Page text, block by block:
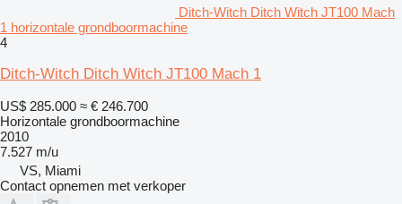
Ditch-Witch Ditch Witch JT100 Mach
1 horizontale grondboormachine
4
Ditch-Witch Ditch Witch JT100 Mach 1
US$ 285.000 ≈ € 246.700
Horizontale grondboormachine
2010
7.527 m/u
VS, Miami
Contact opnemen met verkoper